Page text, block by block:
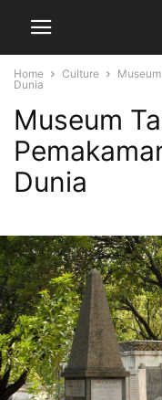
Home Culture
Dunia
Museum
Dunia